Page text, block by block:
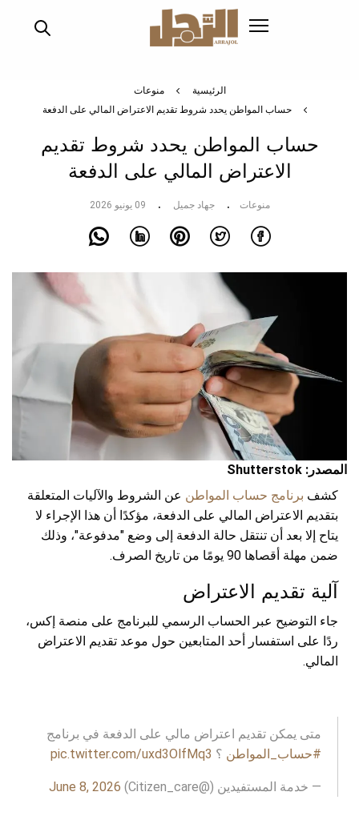
الرئيسية
منوعات
حساب المواطن يحدد شروط تقديم الاعتراض المالي على الدفعة
حساب المواطن يحدد شروط تقديم
الاعتراض المالي على الدفعة
منوعات جهاد جميل 09 يونيو 2026
المصدر: Shutterstok
كشف برنامج حساب المواطن عن الشروط والآليات المتعلقة
بتقديم الاعتراض المالي على الدفعة، مؤكدًا أن هذا الإجراء لا
يتاح إلا بعد أن تنتقل حالة الدفعة إلى وضع "مدفوعة"، وذلك
ضمن مهلة أقصاها 90 يومًا من تاريخ الصرف.
آلية تقديم الاعتراض
جاء التوضيح عبر الحساب الرسمي للبرنامج على منصة إكس،
ردًا على استفسار أحد المتابعين حول موعد تقديم الاعتراض
المالي.
متى يمكن تقديم اعتراض مالي على الدفعة في برنامج
#حساب_المواطن ؟ pic.twitter.com/uxd3OlfMq3
— خدمة المستفيدين (@Citizen_care) June 8, 2026